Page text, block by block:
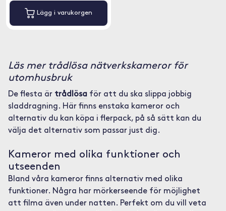
Lägg i varukorgen
Läs mer trådlösa nätverkskameror för
utomhusbruk
De flesta är trådlösaför att du ska slippa jobbig
sladdragning. Här finns enstaka kameror och
alternativ du kan köpa i flerpack, på så sätt kan du
välja det alternativ som passar just dig.
Kameror med olika funktioner och
utseenden
Bland våra kameror finns alternativ med olika
funktioner. Några har mörkerseende för möjlighet
att filma även under natten. Perfekt om du vill veta